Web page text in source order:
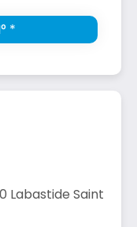
*
Labastide Saint